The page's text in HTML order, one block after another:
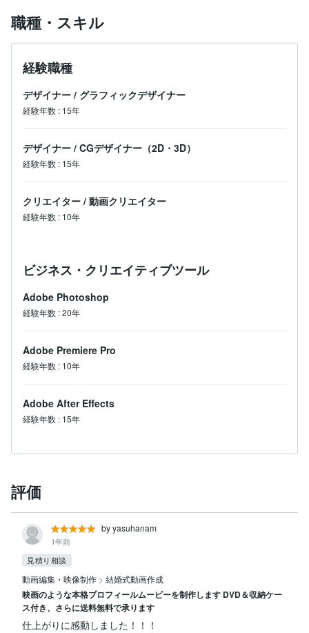
職種・スキル
経験職種
デザイナー / グラフィックデザイナー
経験年数 : 15年
デザイナー / CGデザイナー（2D・3D）
経験年数 : 15年
クリエイター / 動画クリエイター
経験年数 : 10年
ビジネス・クリエイティブツール
Adobe Photoshop
経験年数 :20年
Adobe Premiere Pro
経験年数 : 10年
Adobe After Effects
経験年数 : 15年
評価
by yasuhanam
1年前
見積り相談
動画編集・映像制作 > 結婚式動画作成
映画のような本格プロフィールムービーを制作します DVD＆収納ケー
ス付き、さらに送料無料で承ります
仕上がりに感動しました！！！